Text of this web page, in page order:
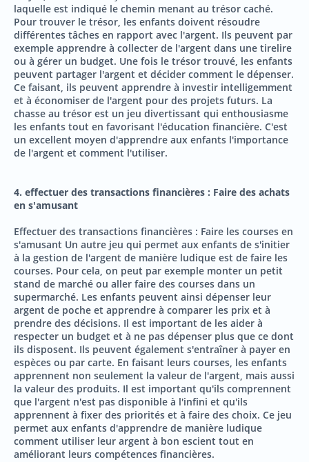
laquelle est indiqué le chemin menant au trésor caché.
Pour trouver le trésor, les enfants doivent résoudre
différentes tâches en rapport avec l'argent. Ils peuvent par
exemple apprendre à collecter de l'argent dans une tirelire
ou à gérer un budget. Une fois le trésor trouvé, les enfants
peuvent partager l'argent et décider comment le dépenser.
Ce faisant, ils peuvent apprendre à investir intelligemment
et à économiser de l'argent pour des projets futurs. La
chasse au trésor est un jeu divertissant qui enthousiasme
les enfants tout en favorisant l'éducation financière. C'est
un excellent moyen d'apprendre aux enfants l'importance
de l'argent et comment l'utiliser.
4. effectuer des transactions financières : Faire des achats
en s'amusant
Effectuer des transactions financières : Faire les courses en
s'amusant Un autre jeu qui permet aux enfants de s'initier
à la gestion de l'argent de manière ludique est de faire les
courses. Pour cela, on peut par exemple monter un petit
stand de marché ou aller faire des courses dans un
supermarché. Les enfants peuvent ainsi dépenser leur
argent de poche et apprendre à comparer les prix et à
prendre des décisions. Il est important de les aider à
respecter un budget et à ne pas dépenser plus que ce dont
ils disposent. Ils peuvent également s'entraîner à payer en
espèces ou par carte. En faisant leurs courses, les enfants
apprennent non seulement la valeur de l'argent, mais aussi
la valeur des produits. Il est important qu'ils comprennent
que l'argent n'est pas disponible à l'infini et qu'ils
apprennent à fixer des priorités et à faire des choix. Ce jeu
permet aux enfants d'apprendre de manière ludique
comment utiliser leur argent à bon escient tout en
améliorant leurs compétences financières.